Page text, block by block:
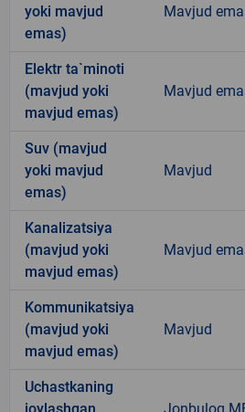
yoki mavjud
emas)
Mavjud
Elektr ta`minoti
(mavjud yoki
mavjud emas)
Mavjud
Suv (mavjud
yoki mavjud
emas)
Mavjud
Kanalizatsiya
(mavjud yoki
mavjud emas)
Mavjud
Kommunikatsiya
(mavjud yoki
mavjud emas)
Mavjud
Uchastkaning